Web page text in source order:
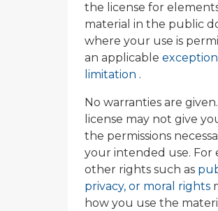
the license for
material in the public
where your use is
an applicable
limitation .
No warranties are
license may not give
the permissions
your intended use. For
other rights such as
privacy, or moral rights
how you use the